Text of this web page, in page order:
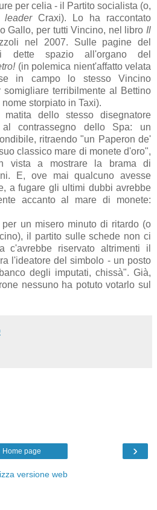
per celia - il Partito socialista (o,
leaderCraxi). Lo ha raccontato
Gallo, per tutti Vincino, nel libro Il
nel 2007. Sulle pagine del
dette spazio all'organo del
(in polemica nient'affatto velata
in campo lo stesso Vincino
somigliare terribilmente al Bettino
storpiato in Taxi).
dello stesso disegnatore
contrassegno dello Spa: un
ritraendo "un Paperon de'
classico mare di monete d'oro",
vista a mostrare la brama di
E, ove mai qualcuno avesse
a fugare gli ultimi dubbi avrebbe
accanto al mare di monete:
un misero minuto di ritardo (o
il partito sulle schede non ci
c'avrebbe riservato altrimenti il
l'ideatore del simbolo - un posto
degli imputati, chissà". Già,
nessuno ha potuto votarlo sul
›
Home page
versione web